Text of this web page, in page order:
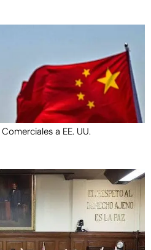
a EE. UU.